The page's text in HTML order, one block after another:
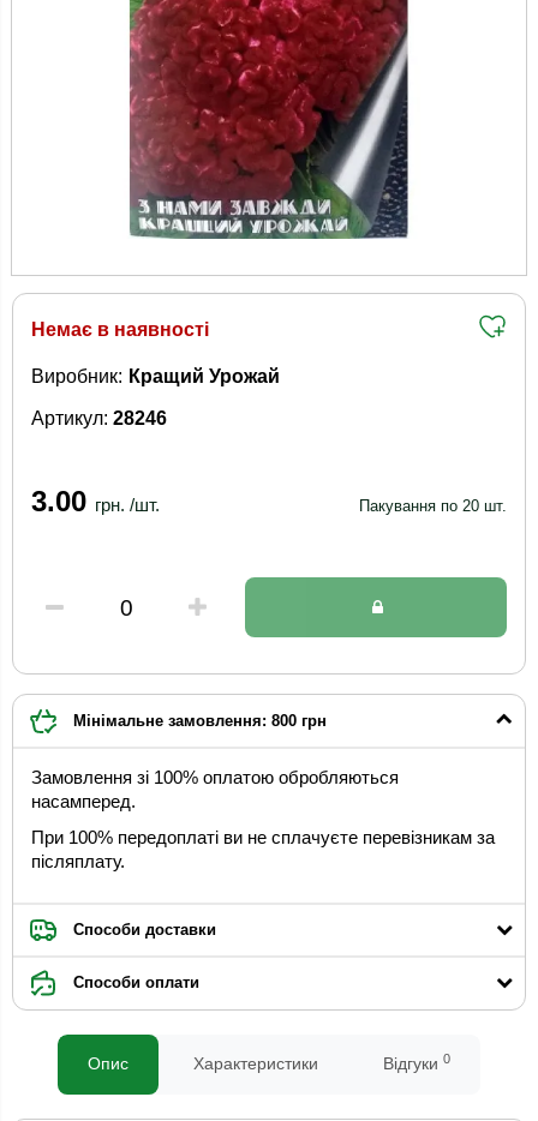
Немає в наявності
Артикул: 28246
Виробник: Кращий Урожай
3.00 грн. /шт. Пакування по 20 шт.
Мінімальне замовлення: 800 грн
Замовлення зі 100% оплатою обробляються
насамперед.
При 100% передоплаті ви не сплачуєте перевізникам за
післяплату.
Способи доставки
Способи оплати
Опис Характеристики Відгуки 0